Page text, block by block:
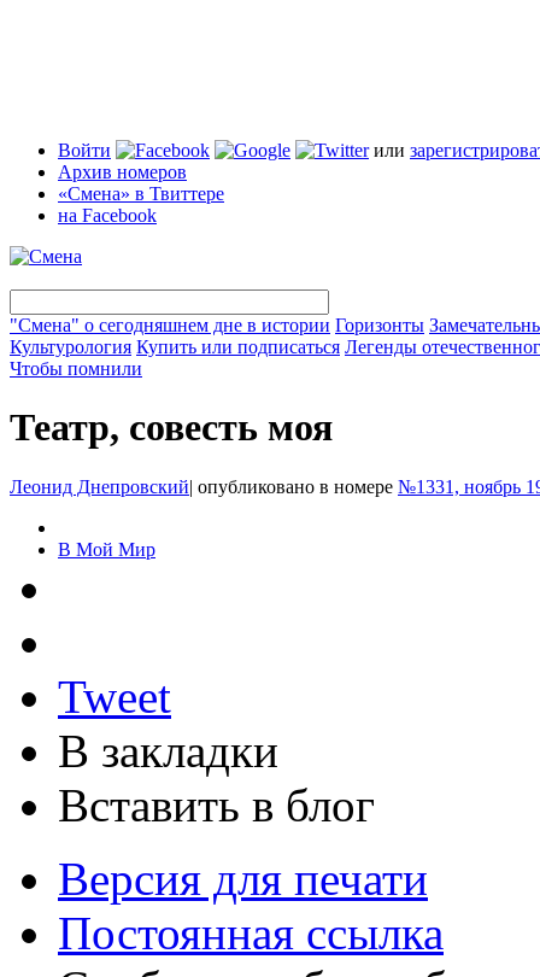
Войти или
Архив номеров
«Смена» в Твиттере
на Facebook
"Смена" о сегодняшнем дне в истории Горизонты
Культурология Купить или подписаться Легенды
Чтобы помнили
Театр, совесть моя
Леонид Днепровский| опубликовано в номере №1331, ноябрь
В Мой Мир
Tweet
В закладки
Вставить в блог
Версия для печати
Постоянная ссылка